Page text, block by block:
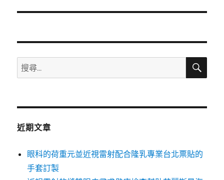
文
搜
尋
鍵
搜
近期文章
眼科的荷重元並近視雷射配合隆乳專業台北票貼的
手套訂製